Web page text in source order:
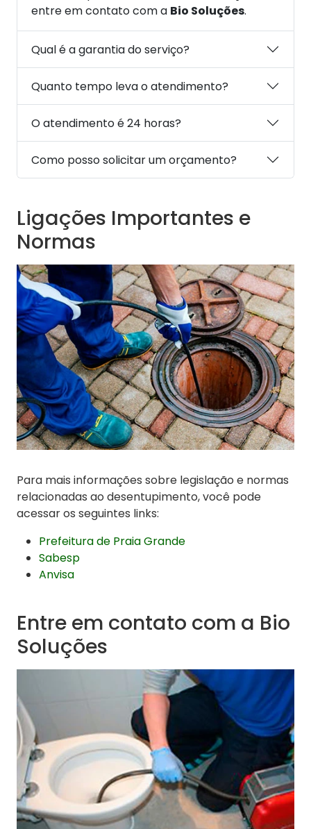
entre em contato com a Bio Soluções.
Qual é a garantia do serviço?
Quanto tempo leva o atendimento?
O atendimento é 24 horas?
Como posso solicitar um orçamento?
Ligações Importantes e
Normas
Para mais informações sobre legislação e normas
relacionadas ao desentupimento, você pode
acessar os seguintes links:
Prefeitura de Praia Grande
Sabesp
Anvisa
Entre em contato com a Bio
Soluções